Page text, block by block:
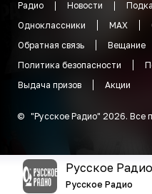
Радио Новости
Одноклассники
MAX
Обратная связь
Вещание
Политика безопасности
Выдача призов
Акции
© "Русское Радио" 2026. Все
Русское Радио
Русское Радио